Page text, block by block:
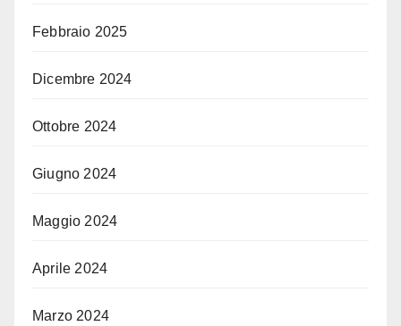
Febbraio 2025
Dicembre 2024
Ottobre 2024
Giugno 2024
Maggio 2024
Aprile 2024
Marzo 2024